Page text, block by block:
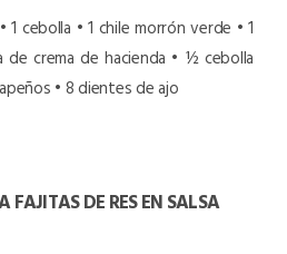
• 1 cebolla • 1 chile morrón verde • 1
de crema de hacienda • ½ cebolla
• 8 dientes de ajo
FAJITAS DE RES EN SALSA